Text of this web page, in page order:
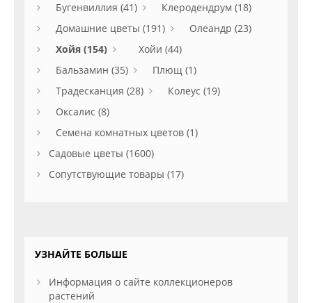
Бугенвиллия (41)
Клеродендрум (18)
Домашние цветы (191)
Олеандр (23)
Хойя (154)
Хойи (44)
Бальзамин (35)
Плющ (1)
Традесканция (28)
Колеус (19)
Оксалис (8)
Семена комнатных цветов (1)
Садовые цветы (1600)
Сопутствующие товары (17)
УЗНАЙТЕ БОЛЬШЕ
Информация о сайте коллекционеров
растений